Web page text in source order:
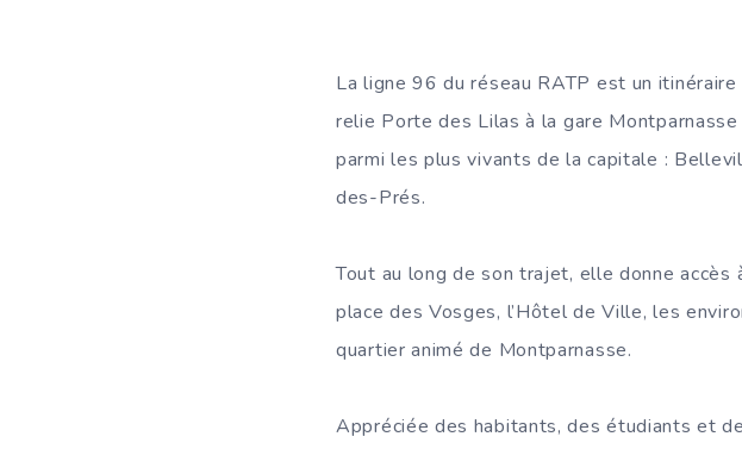
La ligne 96 du réseau RATP est un
relie Porte des Lilas à la gare
parmi les plus vivants de la capitale :
des-Prés.
Tout au long de son trajet, elle donne
place des Vosges, l’Hôtel de Ville, les
quartier animé de Montparnasse.
Appréciée des habitants, des étudiants et